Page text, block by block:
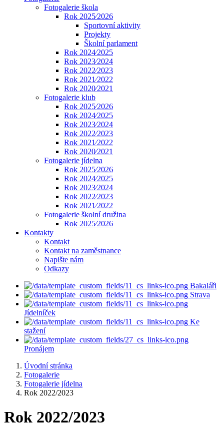
Fotogalerie škola
Rok 2025⁄2026
Sportovní aktivity
Projekty
Školní parlament
Rok 2024⁄2025
Rok 2023⁄2024
Rok 2022⁄2023
Rok 2021⁄2022
Rok 2020⁄2021
Fotogalerie klub
Rok 2025⁄2026
Rok 2024⁄2025
Rok 2023⁄2024
Rok 2022⁄2023
Rok 2021⁄2022
Rok 2020⁄2021
Fotogalerie jídelna
Rok 2025⁄2026
Rok 2024⁄2025
Rok 2023⁄2024
Rok 2022⁄2023
Rok 2021⁄2022
Fotogalerie školní družina
Rok 2025⁄2026
Kontakty
Kontakt
Kontakt na zaměstnance
Napište nám
Odkazy
Bakaláři
Strava
Jídelníček
Ke
stažení
Pronájem
Úvodní stránka
Fotogalerie
Fotogalerie jídelna
Rok 2022/2023
Rok 2022/2023